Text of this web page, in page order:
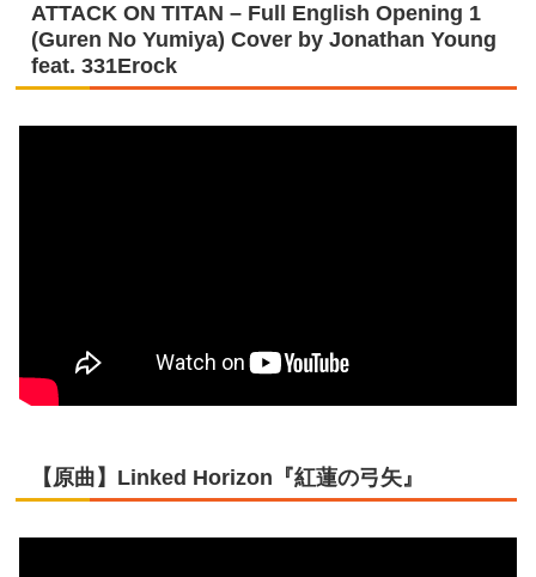
ATTACK ON TITAN – Full English Opening 1
(Guren No Yumiya) Cover by Jonathan Young
feat. 331Erock
【原曲】Linked Horizon『紅蓮の弓矢』